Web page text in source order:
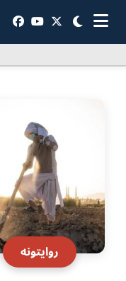
روایتونه